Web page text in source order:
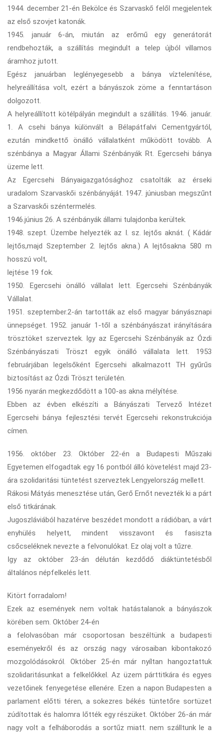
1944. december 21-én Bekölce és Szarvaskő felől megjelentek
az első szovjet katonák.
1945. január 6-án, miután az erőmű egy generátorát
rendbehozták, a szállítás megindult a telep újból villamos
áramhoz jutott.
Egész januárban leglényegesebb a bánya víztelenítése,
helyreállítása volt, ezért a bányászok zöme a fenntartáson
dolgozott.
A helyreállított kötélpályán megindult a szállítás. 1946. január.
1. A csehi bánya különvált a Bélapátfalvi Cementgyártól,
ezután mindkettő önálló vállalatként működött tovább. A
szénbánya a Magyar Állami Szénbányák Rt. Egercsehi bánya
üzeme lett.
Az Egercsehi Bányaigazgatósághoz csatolták az érseki
uradalom Szarvaskői szénbányáját. 1947. júniusban megszűnt
a Szarvaskői széntermelés.
1946.június 26. A szénbányák állami tulajdonba kerültek.
1948. szept. Üzembe helyezték az I. sz. lejtős aknát. ( Kádár
lejtős,majd Szeptember 2. lejtős akna.) A lejtősakna 580 m
hosszú volt,
lejtése 19 fok.
1950. Egercsehi önálló vállalat lett. Egercsehi Szénbányák
Vállalat.
1951. szeptember.2-án tartották az első magyar bányásznapi
ünnepséget. 1952. január 1-től a szénbányászat irányítására
trösztöket szerveztek. Igy az Egercsehi Szénbányák az Ózdi
Szénbányászati Tröszt egyik önálló vállalata lett. 1953
februárjában legelsőként Egercsehi alkalmazott TH gyűrűs
biztosítást az Ózdi Tröszt területén.
1956 nyarán megkezdődött a 100-as akna mélyítése.
Ebben az évben elkészíti a Bányászati Tervező Intézet
Egercsehi bánya fejlesztési tervét Egercsehi rekonstrukciója
címen.
1956. október 23. Október 22-én a Budapesti Műszaki
Egyetemen elfogadtak egy 16 pontból álló követelést majd 23-
ára szolidaritási tüntetést szerveztek Lengyelország mellett.
Rákosi Mátyás menesztése után, Gerő Ernőt nevezték ki a párt
első titkárának.
Jugoszláviából hazatérve beszédet mondott a rádióban, a várt
enyhülés helyett, mindent visszavont és fasiszta
csőcseléknek nevezte a felvonulókat. Ez olaj volt a tűzre.
Igy az október 23-án délután kezdődő diáktüntetésből
általános népfelkelés lett.
Kitört forradalom!
Ezek az események nem voltak hatástalanok a bányászok
körében sem. Október 24-én
a felolvasóban már csoportosan beszéltünk a budapesti
eseményekről és az ország nagy városaiban kibontakozó
mozgolódásokról. Október 25-én már nyíltan hangoztattuk
szolidaritásunkat a felkelőkkel. Az üzem párttitkára és egyes
vezetőinek fenyegetése ellenére. Ezen a napon Budapesten a
parlament előtti téren, a sokezres békés tüntetőre sortüzet
zúdítottak és halomra lőtték egy részüket. Október 26-án már
nagy volt a felháborodás a sortűz miatt. nem szálltunk le a